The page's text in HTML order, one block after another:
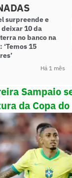
surpreende e
deixar 10 da
no banco na
‘Temos 15
Há 1 mês
Sampaio
da Copa